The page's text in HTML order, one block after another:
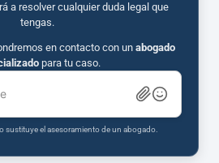
a resolver cualquier duda legal que
tengas.
en contacto con un abogado
para tu caso.
sustituye el asesoramiento de un abogado.